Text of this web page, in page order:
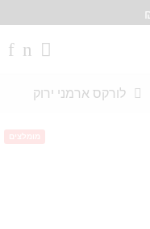
לורקס ארמני ירוק
מומלצים